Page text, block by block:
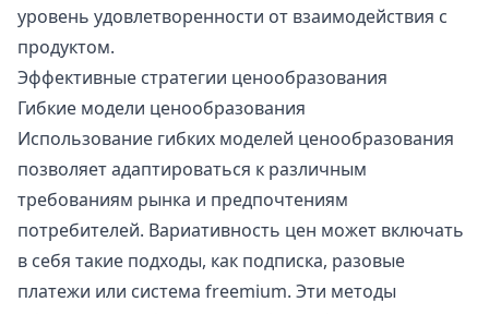
уровень удовлетворенности от взаимодействия с
продуктом.
Эффективные стратегии ценообразования
Гибкие модели ценообразования
Использование гибких моделей ценообразования
позволяет адаптироваться к различным
требованиям рынка и предпочтениям
потребителей. Вариативность цен может включать
в себя такие подходы, как подписка, разовые
платежи или система freemium. Эти методы